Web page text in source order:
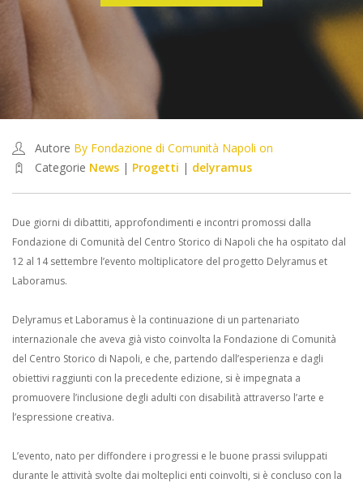
Autore By Fondazione di Comunità Napoli on
Categorie News | Progetti | delyramus
Due giorni di dibattiti, approfondimenti e incontri promossi dalla
Fondazione di Comunità del Centro Storico di Napoli che ha ospitato dal
12 al 14 settembre l’evento moltiplicatore del progetto Delyramus et
Laboramus.
Delyramus et Laboramus è la continuazione di un partenariato
internazionale che aveva già visto coinvolta la Fondazione di Comunità
del Centro Storico di Napoli, e che, partendo dall’esperienza e dagli
obiettivi raggiunti con la precedente edizione, si è impegnata a
promuovere l’inclusione degli adulti con disabilità attraverso l’arte e
l’espressione creativa.
L’evento, nato per diffondere i progressi e le buone prassi sviluppati
durante le attività svolte dai molteplici enti coinvolti, si è concluso con la